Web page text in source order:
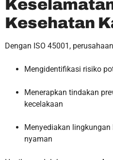
Kesehatan
Dengan ISO 45001,
Mengidentifikasi risiko
Menerapkan tindakan
kecelakaan
Menyediakan
nyaman